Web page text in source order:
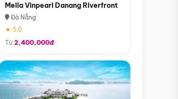
Melia Vinpearl Danang Riverfront
Đà Nẵng
★ 5.0
Từ2,400,000đ